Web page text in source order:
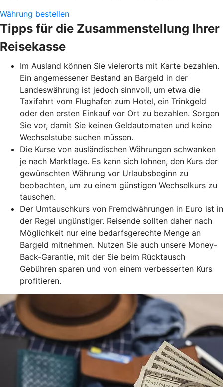
Währung bestellen
Tipps für die Zusammenstellung Ihrer
Reisekasse
Im Ausland können Sie vielerorts mit Karte bezahlen.
Ein angemessener Bestand an Bargeld in der
Landeswährung ist jedoch sinnvoll, um etwa die
Taxifahrt vom Flughafen zum Hotel, ein Trinkgeld
oder den ersten Einkauf vor Ort zu bezahlen. Sorgen
Sie vor, damit Sie keinen Geldautomaten und keine
Wechselstube suchen müssen.
Die Kurse von ausländischen Währungen schwanken
je nach Marktlage. Es kann sich lohnen, den Kurs der
gewünschten Währung vor Urlaubsbeginn zu
beobachten, um zu einem günstigen Wechselkurs zu
tauschen.
Der Umtauschkurs von Fremdwährungen in Euro ist in
der Regel ungünstiger. Reisende sollten daher nach
Möglichkeit nur eine bedarfsgerechte Menge an
Bargeld mitnehmen. Nutzen Sie auch unsere Money-
Back-Garantie, mit der Sie beim Rücktausch
Gebühren sparen und von einem verbesserten Kurs
profitieren.